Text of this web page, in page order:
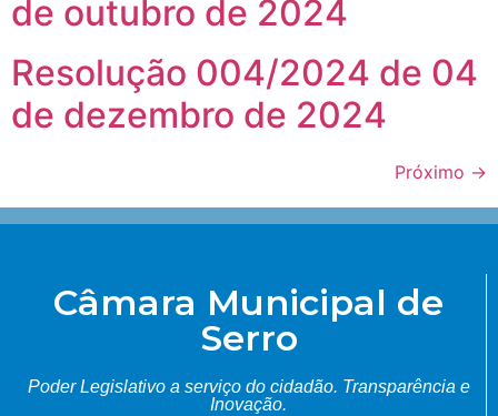
de outubro de 2024
Resolução 004/2024 de 04
de dezembro de 2024
Próximo →
Câmara Municipal de
Serro
Poder Legislativo a serviço do cidadão. Transparência e
Inovação.